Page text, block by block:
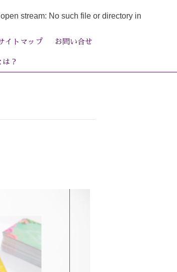
stream: No such file or directory in
イトマップ お問い合せ
？